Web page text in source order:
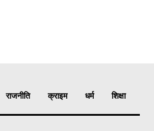
राजनीति क्राइम धर्म शिक्षा